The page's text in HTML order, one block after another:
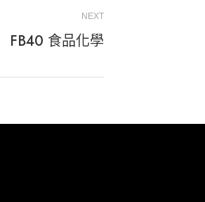
NEXT
FB40 食品化學